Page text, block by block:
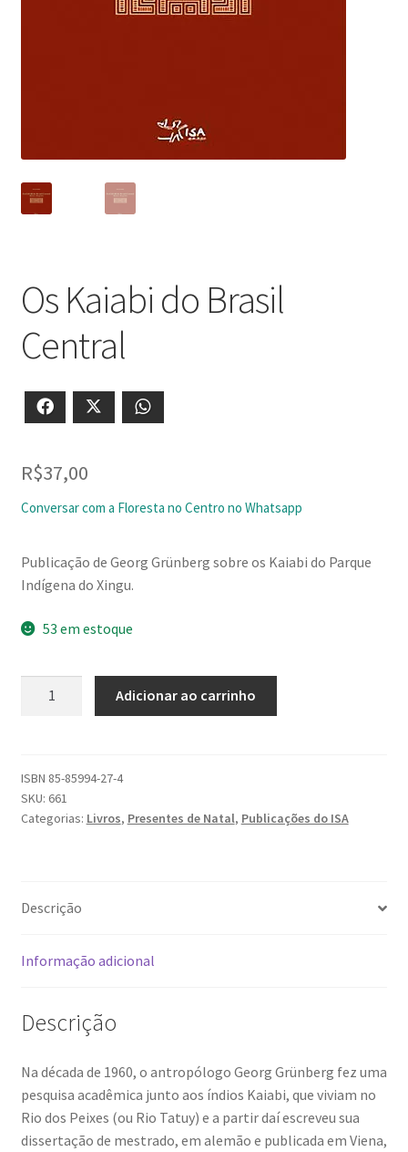
Os Kaiabi do Brasil
Central
Facebook
R$37,00
Conversar com a Floresta no Centro no Whatsapp
Publicação de Georg Grünberg sobre os Kaiabi do Parque
Indígena do Xingu.
53 em estoque
Central
quantidade
Adicionar ao carrinho
ISBN 85-85994-27-4
SKU: 661
Categorias: Livros, Presentes de Natal, Publicações do ISA
Descrição
Informação adicional
Descrição
Na década de 1960, o antropólogo Georg Grünberg fez uma
pesquisa acadêmica junto aos índios Kaiabi, que viviam no
Rio dos Peixes (ou Rio Tatuy) e a partir daí escreveu sua
dissertação de mestrado, em alemão e publicada em Viena,